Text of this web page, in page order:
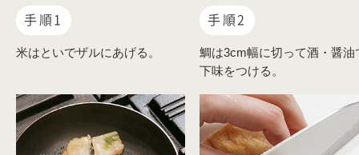
手順1
米はといでザルにあげる。
手順2
鯛は3cm幅に切って酒・醤油
下味をつける。